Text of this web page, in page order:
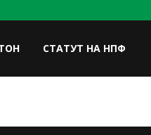
СТАТУТ НА НПФ